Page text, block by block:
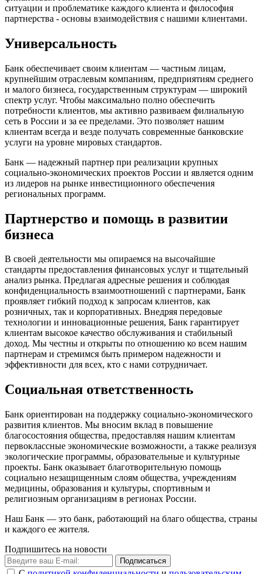
ситуации и проблематике каждого клиента и философия
партнерства - основы взаимодействия с нашими клиентами.
Универсальность
Банк обеспечивает своим клиентам — частным лицам,
крупнейшим отраслевым компаниям, предприятиям среднего
и малого бизнеса, государственным структурам — широкий
спектр услуг. Чтобы максимально полно обеспечить
потребности клиентов, мы активно развиваем филиальную
сеть в России и за ее пределами. Это позволяет нашим
клиентам всегда и везде получать современные банковские
услуги на уровне мировых стандартов.
Банк — надежный партнер при реализации крупных
социально-экономических проектов России и является одним
из лидеров на рынке инвестиционного обеспечения
региональных программ.
Партнерство и помощь в развитии
бизнеса
В своей деятельности мы опираемся на высочайшие
стандарты предоставления финансовых услуг и тщательный
анализ рынка. Предлагая адресные решения и соблюдая
конфиденциальность взаимоотношений с партнерами, Банк
проявляет гибкий подход к запросам клиентов, как
розничных, так и корпоративных. Внедряя передовые
технологии и инновационные решения, Банк гарантирует
клиентам высокое качество обслуживания и стабильный
доход. Мы честны и открыты по отношению ко всем нашим
партнерам и стремимся быть примером надежности и
эффективности для всех, кто с нами сотрудничает.
Социальная ответственность
Банк ориентирован на поддержку социально-экономического
развития клиентов. Мы вносим вклад в повышение
благосостояния общества, предоставляя нашим клиентам
первоклассные экономические возможности, а также реализуя
экологические программы, образовательные и культурные
проекты. Банк оказывает благотворительную помощь
социально незащищенным слоям общества, учреждениям
медицины, образования и культуры, спортивным и
религиозным организациям в регионах России.
Наш Банк — это банк, работающий на благо общества, cтраны
и каждого ее жителя.
Подпишитесь на новости
Подписаться